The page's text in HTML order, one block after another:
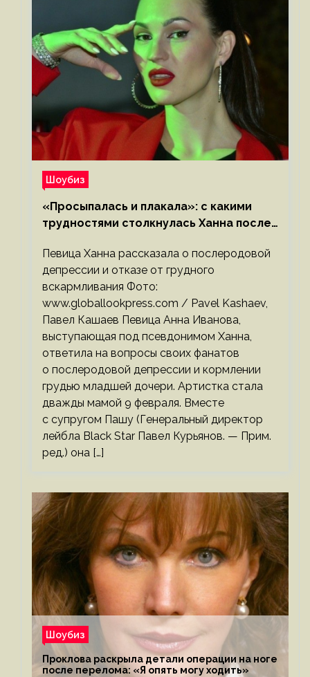
Шоубиз
«Просыпалась и плакала»: с какими
трудностями столкнулась Ханна после
Певица Ханна рассказала о послеродовой
депрессии и отказе от грудного
вскармливания Фото:
www.globallookpress.com / Pavel Kashaev,
Павел Кашаев Певица Анна Иванова,
выступающая под псевдонимом Ханна,
ответила на вопросы своих фанатов
о послеродовой депрессии и кормлении
грудью младшей дочери. Артистка стала
дважды мамой 9 февраля. Вместе
с супругом Пашу (Генеральный директор
лейбла Black Star Павел Курьянов. — Прим.
ред.) она […]
Шоубиз
Проклова раскрыла детали операции на ноге
после перелома: «Я опять могу ходить»